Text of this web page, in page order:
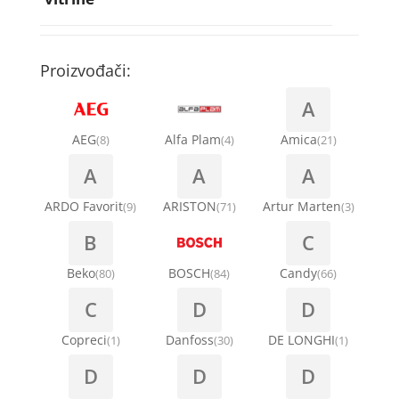
Ručice za vrata za veš mašinu
Šarke za veš mašine
Stakla i okviri vrata za veš mašinu
Termostati i hidrostati za veš mašine
Točkići za sudo mašine
Kompresori za klima uređaje
Kondenz creva
Nosači za klimu
Ostali materijal za montažu klima uređaja
Proizvođači:
AEG(8) Alfa Plam(4)
A
Amica(21)
A
ARDO Favorit(9)
A
ARISTON(71)
A
Artur Marten(3)
B
Beko(80) BOSCH(84)
C
Candy(66)
C
Copreci(1)
D
Danfoss(30)
D
DE LONGHI(1)
D D D